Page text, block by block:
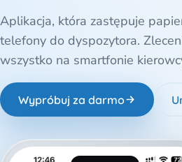
Aplikacja, która zastępuje
telefony do dyspozytora.
wszystko na smartfonie
Wypróbuj za darmo